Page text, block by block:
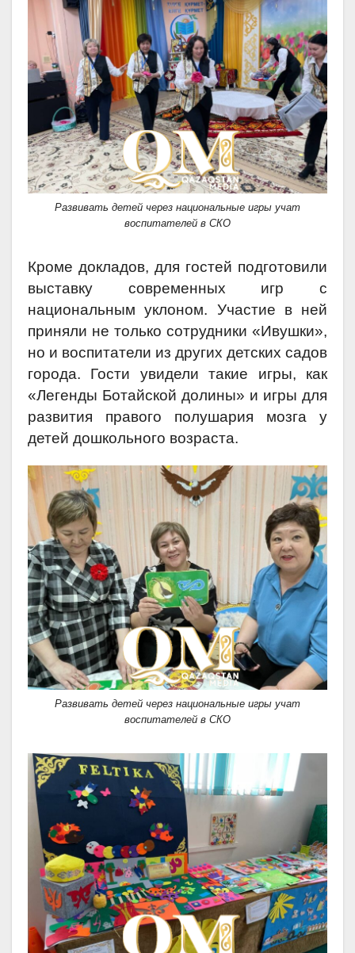
Развивать детей через национальные игры учат
воспитателей в СКО
Кроме докладов, для гостей подготовили
выставку современных игр с
национальным уклоном. Участие в ней
приняли не только сотрудники «Ивушки»,
но и воспитатели из других детских садов
города. Гости увидели такие игры, как
«Легенды Ботайской долины» и игры для
развития правого полушария мозга у
детей дошкольного возраста.
Развивать детей через национальные игры учат
воспитателей в СКО